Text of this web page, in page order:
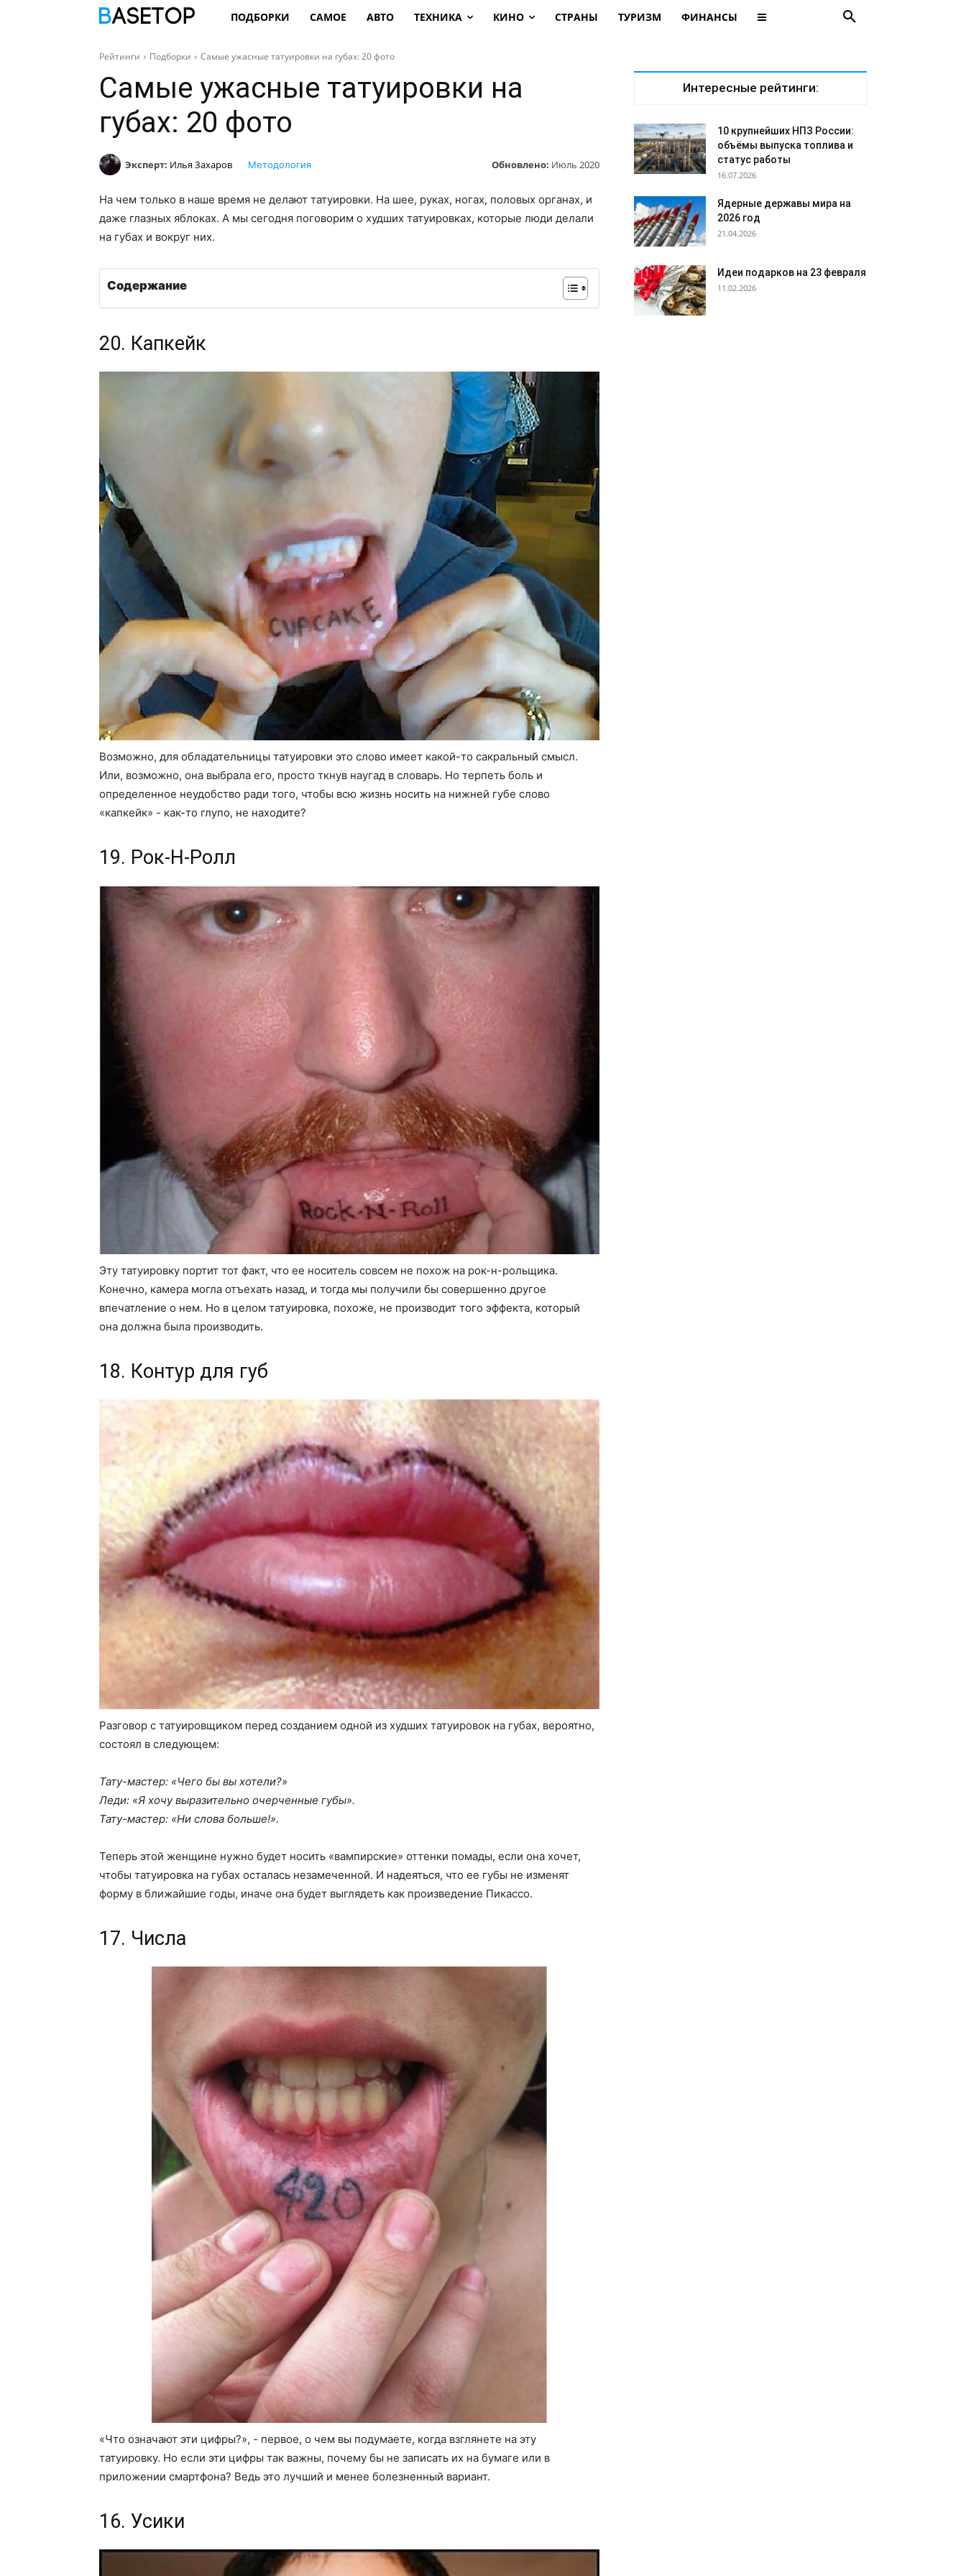
ПОДБОРКИ САМОЕ АВТО ТЕХНИКА КИНО СТРАНЫ ТУРИЗМ ФИНАНСЫ
Рейтинги Подборки Самые ужасные татуировки на губах: 20 фото
Самые ужасные татуировки на
губах: 20 фото
Эксперт: Илья Захаров Обновлено: Июль 2020
Методология
На чем только в наше время не делают татуировки. На шее, руках, ногах, половых органах, и
даже глазных яблоках. А мы сегодня поговорим о худших татуировках, которые люди делали
на губах и вокруг них.
Содержание
20. Капкейк
Возможно, для обладательницы татуировки это слово имеет какой-то сакральный смысл.
Или, возможно, она выбрала его, просто ткнув наугад в словарь. Но терпеть боль и
определенное неудобство ради того, чтобы всю жизнь носить на нижней губе слово
«капкейк» - как-то глупо, не находите?
19. Рок-Н-Ролл
Эту татуировку портит тот факт, что ее носитель совсем не похож на рок-н-рольщика.
Конечно, камера могла отъехать назад, и тогда мы получили бы совершенно другое
впечатление о нем. Но в целом татуировка, похоже, не производит того эффекта, который
она должна была производить.
18. Контур для губ
Разговор с татуировщиком перед созданием одной из худших татуировок на губах, вероятно,
состоял в следующем:
Тату-мастер: «Чего бы вы хотели?»
Леди: «Я хочу выразительно очерченные губы».
Тату-мастер: «Ни слова больше!».
Теперь этой женщине нужно будет носить «вампирские» оттенки помады, если она хочет,
чтобы татуировка на губах осталась незамеченной. И надеяться, что ее губы не изменят
форму в ближайшие годы, иначе она будет выглядеть как произведение Пикассо.
17. Числа
«Что означают эти цифры?», - первое, о чем вы подумаете, когда взглянете на эту
татуировку. Но если эти цифры так важны, почему бы не записать их на бумаге или в
приложении смартфона? Ведь это лучший и менее болезненный вариант.
16. Усики
Интересные рейтинги:
10 крупнейших НПЗ России:
объёмы выпуска топлива и
статус работы
16.07.2026
Ядерные державы мира на
2026 год
21.04.2026
Идеи подарков на 23 февраля
11.02.2026